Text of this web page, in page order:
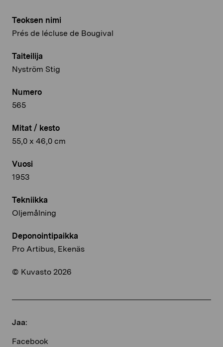
Teoksen nimi
Prés de lécluse de Bougival
Taiteilija
Nyström Stig
Numero
565
Mitat / kesto
55,0 x 46,0 cm
Vuosi
1953
Tekniikka
Oljemålning
Deponointipaikka
Pro Artibus, Ekenäs
© Kuvasto 2026
Jaa:
Facebook